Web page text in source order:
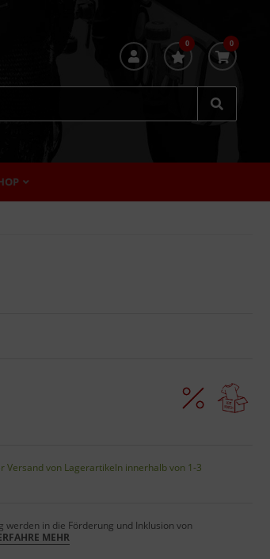
0 0
von Lagerartikeln innerhalb von 1-3
werden in die Förderung und Inklusion von
MEHR